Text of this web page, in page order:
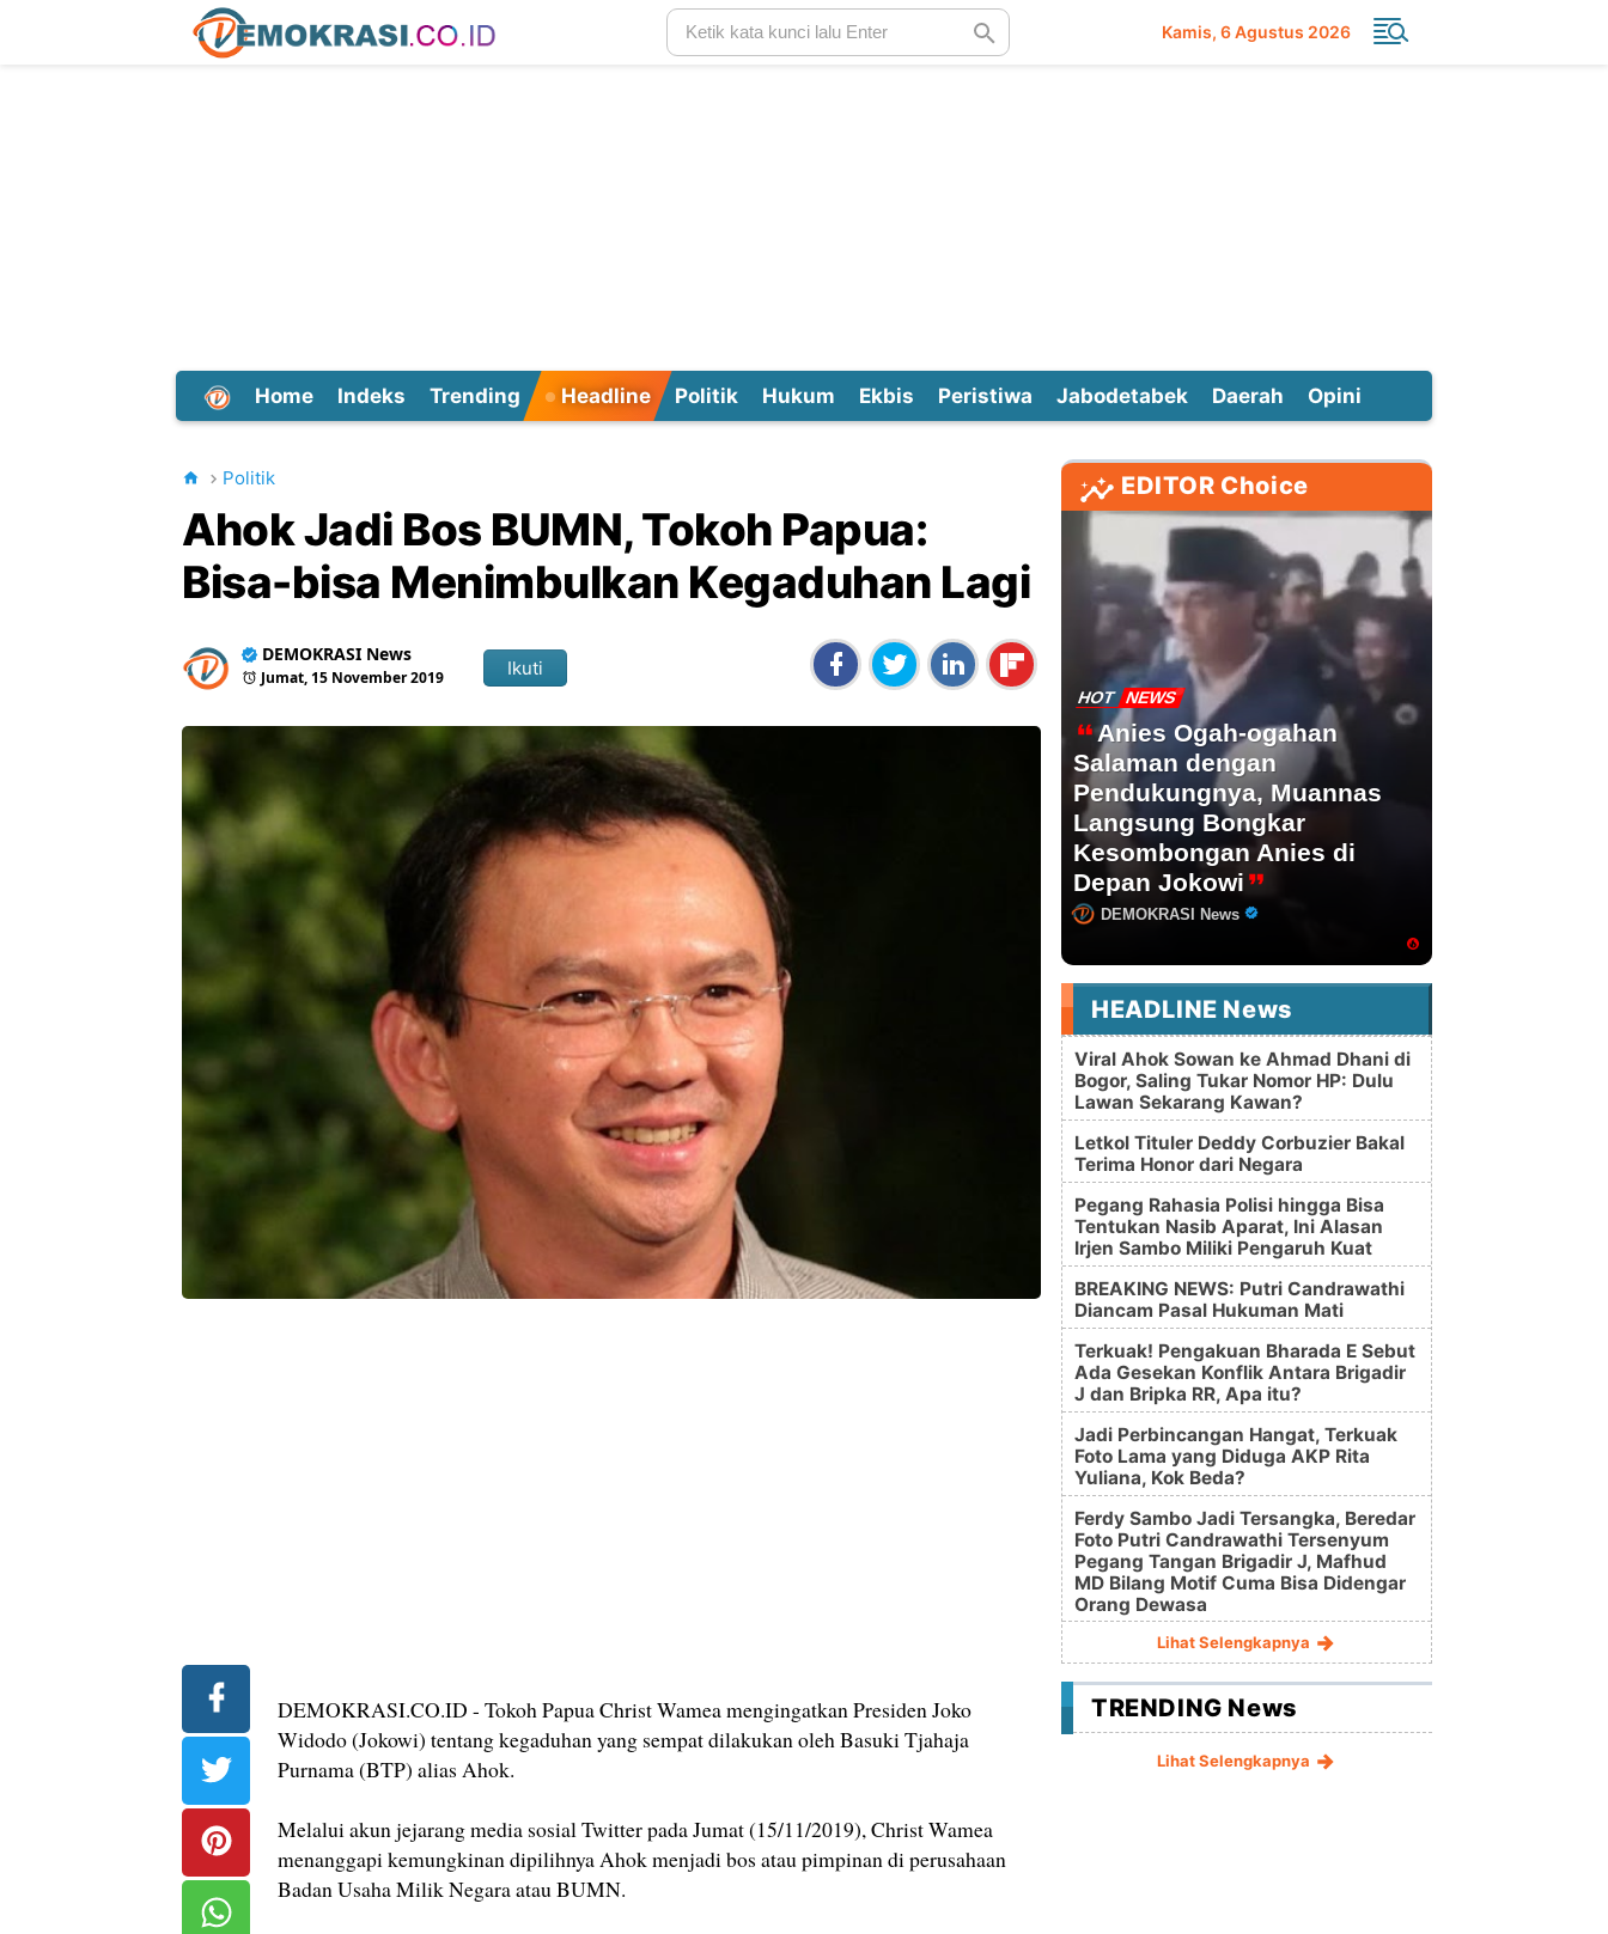
Kamis 6 Agustus 2026
Home Indeks Trending Headline Politik Hukum Ekbis Peristiwa Jabodetabek Daerah Opini
Politik
Ahok Jadi Bos BUMN, Tokoh Papua:
Bisa-bisa Menimbulkan Kegaduhan Lagi
DEMOKRASI News
Jumat, 15 November 2019 Ikuti
DEMOKRASI.CO.ID - Tokoh Papua Christ Wamea mengingatkan Presiden Joko
Widodo (Jokowi) tentang kegaduhan yang sempat dilakukan oleh Basuki Tjahaja
Purnama (BTP) alias Ahok.
Melalui akun jejarang media sosial Twitter pada Jumat (15/11/2019), Christ Wamea
menanggapi kemungkinan dipilihnya Ahok menjadi bos atau pimpinan di perusahaan
Badan Usaha Milik Negara atau BUMN.
EDITOR Choice
HOT NEWS
Anies Ogah-ogahan
Salaman dengan
Pendukungnya, Muannas
Langsung Bongkar
Kesombongan Anies di
Depan Jokowi
DEMOKRASI News
HEADLINE News
Viral Ahok Sowan ke Ahmad Dhani di
Bogor, Saling Tukar Nomor HP: Dulu
Lawan Sekarang Kawan?
Letkol Tituler Deddy Corbuzier Bakal
Terima Honor dari Negara
Pegang Rahasia Polisi hingga Bisa
Tentukan Nasib Aparat, Ini Alasan
Irjen Sambo Miliki Pengaruh Kuat
BREAKING NEWS: Putri Candrawathi
Diancam Pasal Hukuman Mati
Terkuak! Pengakuan Bharada E Sebut
Ada Gesekan Konflik Antara Brigadir
J dan Bripka RR, Apa itu?
Jadi Perbincangan Hangat, Terkuak
Foto Lama yang Diduga AKP Rita
Yuliana, Kok Beda?
Ferdy Sambo Jadi Tersangka, Beredar
Foto Putri Candrawathi Tersenyum
Pegang Tangan Brigadir J, Mafhud
MD Bilang Motif Cuma Bisa Didengar
Orang Dewasa
Lihat Selengkapnya
TRENDING News
Lihat Selengkapnya